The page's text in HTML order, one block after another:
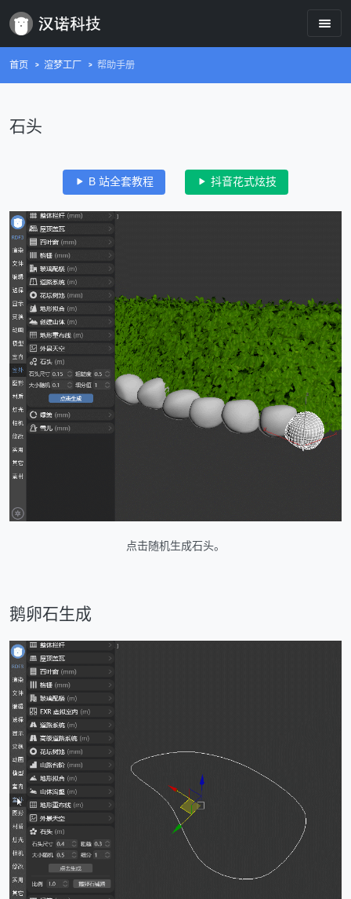
首页 渲梦工厂 帮助手册
石头
B 站全套教程 抖音花式炫技
点击随机生成石头。
鹅卵石生成